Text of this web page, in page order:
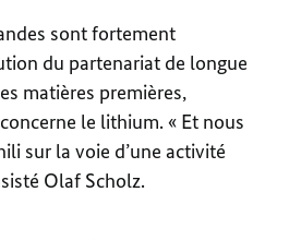
sont fortement
du partenariat de longue
matières premières,
le lithium. « Et nous
sur la voie d’une activité
Olaf Scholz.